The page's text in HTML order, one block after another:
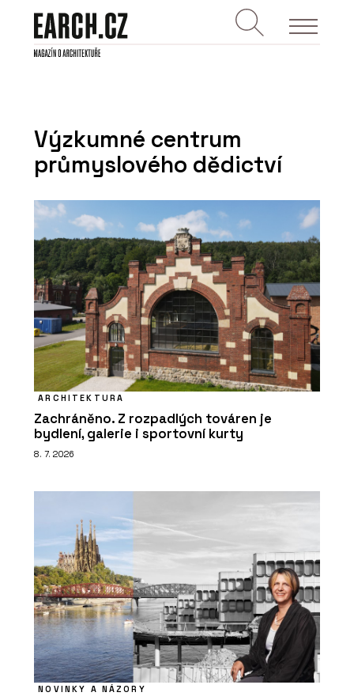
Výzkumné centrum
průmyslového dědictví
ARCHITEKTURA
Zachráněno. Z rozpadlých továren je
bydlení, galerie i sportovní kurty
8. 7. 2026
NOVINKY A NÁZORY